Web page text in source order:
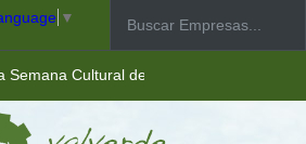
▼
Semana Cultural de Valverde
para jóvenes